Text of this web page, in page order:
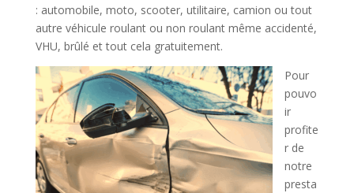
: automobile, moto, scooter, utilitaire, camion ou tout
autre véhicule roulant ou non roulant même accidenté,
VHU, brûlé et tout cela gratuitement.
Pour
pouvo
ir
profite
r de
notre
presta